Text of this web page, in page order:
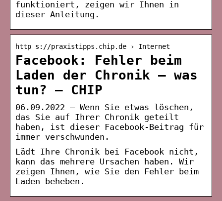
funktioniert, zeigen wir Ihnen in
dieser Anleitung.
http s://praxistipps.chip.de › Internet
Facebook: Fehler beim
Laden der Chronik – was
tun? – CHIP
06.09.2022 — Wenn Sie etwas löschen,
das Sie auf Ihrer Chronik geteilt
haben, ist dieser Facebook-Beitrag für
immer verschwunden.
Lädt Ihre Chronik bei Facebook nicht,
kann das mehrere Ursachen haben. Wir
zeigen Ihnen, wie Sie den Fehler beim
Laden beheben.